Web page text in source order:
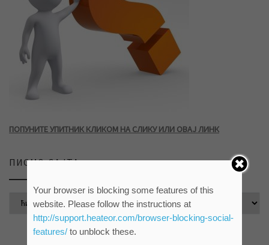
ПОПУНИТЕ УПИТНИК КЛИКОМ НА СЛИКУ ИЛИ ОВАЈ ЛИНК
ПИСМО САЈТА
Your browser is blocking some features of this
website. Please follow the instructions at
http://support.heateor.com/browser-blocking-social-
features/to unblock these.